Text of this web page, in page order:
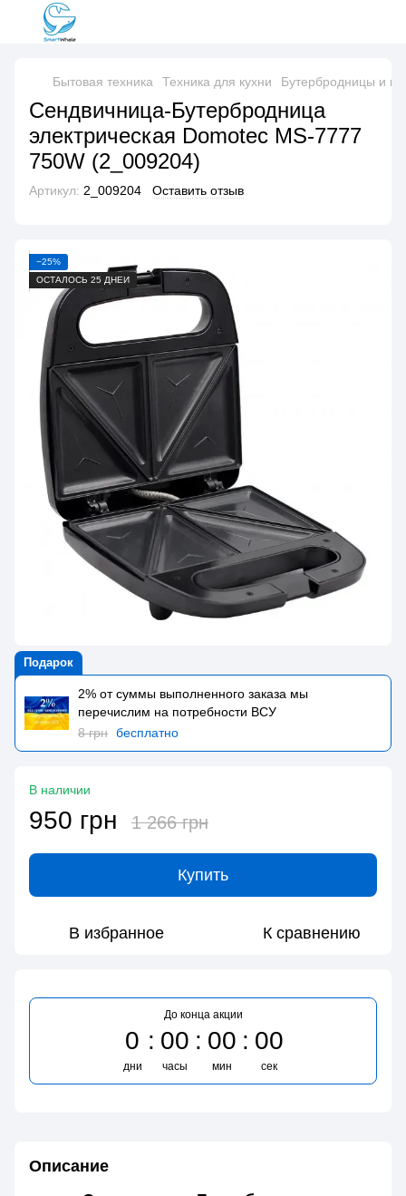
Бытовая техника Техника для кухни Бутербродницы и
Сендвичница-Бутербродница
электрическая Domotec MS-7777
750W (2_009204)
Артикул: 2_009204 Оставить отзыв
−25%
ОСТАЛОСЬ 25 ДНЕЙ
Подарок
2% от суммы выполненного заказа мы
перечислим на потребности BCУ
8 грн бесплатно
В наличии
950 грн 1 266 грн
Купить
В избранное К сравнению
До конца акции
0
дни
00
часы
00
мин
00
сек
Описание